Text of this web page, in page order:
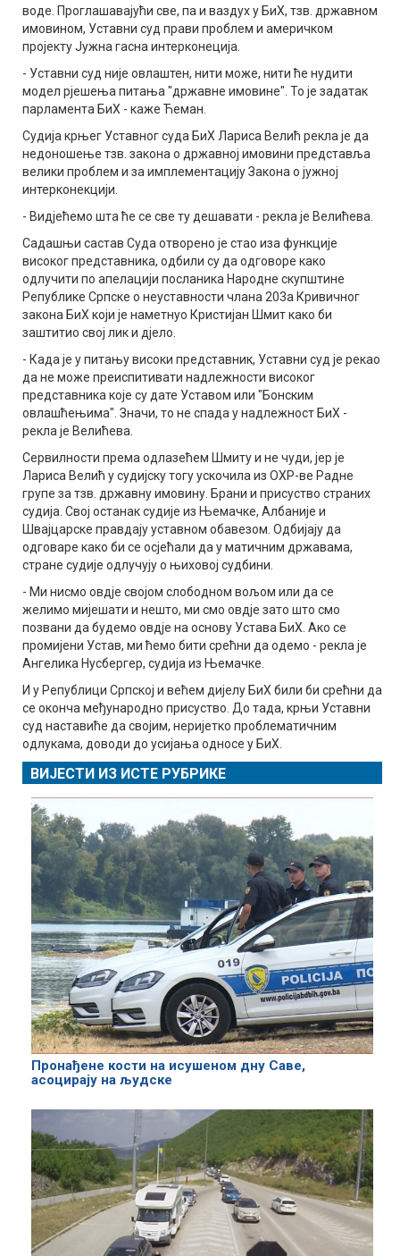
воде. Проглашавајући све, па и ваздух у БиХ, тзв. државном
имовином, Уставни суд прави проблем и америчком
пројекту Јужна гасна интерконеција.
- Уставни суд није овлаштен, нити може, нити ће нудити
модел рјешења питања "државне имовине". То је задатак
парламента БиХ - каже Ћеман.
Судија крњег Уставног суда БиХ Лариса Велић рекла је да
недоношење тзв. закона о државној имовини представља
велики проблем и за имплементацију Закона о јужној
интерконекцији.
- Видјећемо шта ће се све ту дешавати - рекла је Велићева.
Садашњи састав Суда отворено је стао иза функције
високог представника, одбили су да одговоре како
одлучити по апелацији посланика Народне скупштине
Републике Српске о неуставности члана 203а Кривичног
закона БиХ који је наметнуо Кристијан Шмит како би
заштитио свој лик и дјело.
- Када је у питању високи представник, Уставни суд је рекао
да не може преиспитивати надлежности високог
представника које су дате Уставом или "Бонским
овлашћењима". Значи, то не спада у надлежност БиХ -
рекла је Велићева.
Сервилности према одлазећем Шмиту и не чуди, јер је
Лариса Велић у судијску тогу ускочила из ОХР-ве Радне
групе за тзв. државну имовину. Брани и присуство страних
судија. Свој останак судије из Њемачке, Албаније и
Швајцарске правдају уставном обавезом. Одбијају да
одговаре како би се осјећали да у матичним државама,
стране судије одлучују о њиховој судбини.
- Ми нисмо овдје својом слободном вољом или да се
желимо мијешати и нешто, ми смо овдје зато што смо
позвани да будемо овдје на основу Устава БиХ. Ако се
промијени Устав, ми ћемо бити срећни да одемо - рекла је
Ангелика Нусбергер, судија из Њемачке.
И у Републици Српској и већем дијелу БиХ били би срећни да
се оконча међународно присуство. До тада, крњи Уставни
суд наставиће да својим, неријетко проблематичним
одлукама, доводи до усијања односе у БиХ.
ВИЈЕСТИ ИЗ ИСТЕ РУБРИКЕ
Пронађене кости на исушеном дну Саве,
асоцирају на људске